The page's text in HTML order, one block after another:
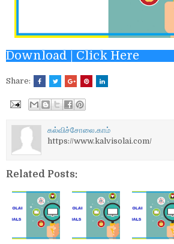
Download | Click Here
Share:
கல்விச்சோலை.காம்
https://www.kalvisolai.com/
Related Posts: